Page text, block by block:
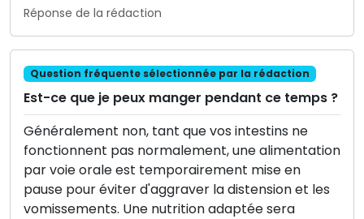
Réponse de la rédaction
Question fréquente sélectionnée par la rédaction
Est-ce que je peux manger pendant ce temps ?
Généralement non, tant que vos intestins ne
fonctionnent pas normalement, une alimentation
par voie orale est temporairement mise en
pause pour éviter d'aggraver la distension et les
vomissements. Une nutrition adaptée sera